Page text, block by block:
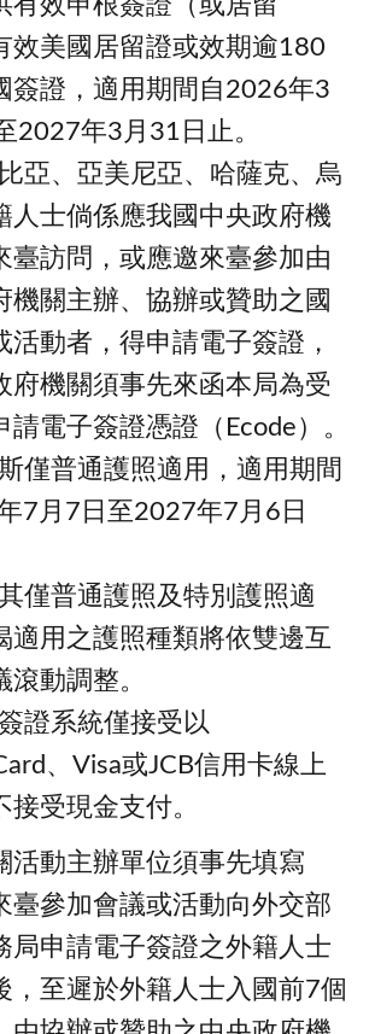
有效申根簽證（或居留
效美國居留證或效期逾180
簽證，適用期間自2026年3
2027年3月31日止。
亞、亞美尼亞、哈薩克、烏
人士倘係應我國中央政府機
臺訪問，或應邀來臺參加由
機關主辦、協辦或贊助之國
活動者，得申請電子簽證，
府機關須事先來函本局為受
請電子簽證憑證（Ecode）。
僅普通護照適⽤，適⽤期間
7⽉7⽇⾄2027年7⽉6⽇
僅普通護照及特別護照適
適⽤之護照種類將依雙邊互
滾動調整。
證系統僅接受以
、Visa或JCB信用卡線上
接受現金支付。
活動主辦單位須事先填寫
臺參加會議或活動向外交部
局申請電子簽證之外籍人士
，至遲於外籍人士入國前7個